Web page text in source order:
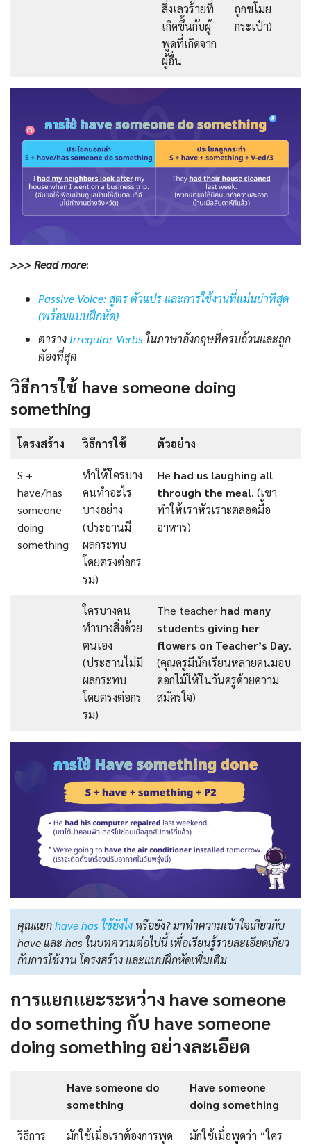
สิ่งเลวร้ายที่
เกิดขึ้นกับผู้
พูดที่เกิดจาก
ผู้อื่น
ถูกขโมย
กระเป๋า)
>>> Read more:
Passive Voice: สูตร ตัวแปร และการใช้งานที่แม่นยำที่สุด
(พร้อมแบบฝึกหัด)
ตาราง Irregular Verbs ในภาษาอังกฤษที่ครบถ้วนและถูก
ต้องที่สุด
วิธีการใช้ have someone doing
something
โครงสร้าง วิธีการใช้ ตัวอย่าง
S +
have/has
someone
doing
something
ทำให้ใครบาง
คนทำอะไร
บางอย่าง
(ประธานมี
ผลกระทบ
โดยตรงต่อกร
รม)
He had us laughing all
through the meal. (เขา
ทำให้เราหัวเราะตลอดมื้อ
อาหาร)
ใครบางคน
ทำบางสิ่งด้วย
ตนเอง
(ประธานไม่มี
ผลกระทบ
โดยตรงต่อกร
รม)
The teacher had many
students giving her
flowers on Teacher’s Day.
(คุณครูมีนักเรียนหลายคนมอบ
ดอกไม้ให้ในวันครูด้วยความ
สมัครใจ)
คุณแยกhave has ใช้ยังไง หรือยัง? มาทำความเข้าใจเกี่ยวกับ
have และ has ในบทความต่อไปนี้ เพื่อเรียนรู้รายละเอียดเกี่ยว
กับการใช้งาน โครงสร้าง และแบบฝึกหัดเพิ่มเติม
การแยกแยะระหว่าง have someone
do something กับ have someone
doing something อย่างละเอียด
Have someone do
something
Have someone
doing something
วิธีการ
มักใช้เมื่อเราต้องการพูด
มักใช้เมื่อพูดว่า “ใคร